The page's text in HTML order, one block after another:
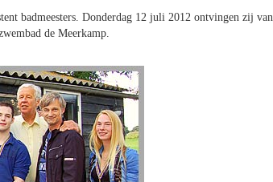
badmeesters. Donderdag 12 juli 2012 ontvingen zij van
de Meerkamp.